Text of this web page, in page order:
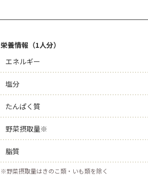
栄養情報（1人分）
エネルギー
塩分
たんぱく質
野菜摂取量※
脂質
※野菜摂取量はきのこ類・いも類を除く